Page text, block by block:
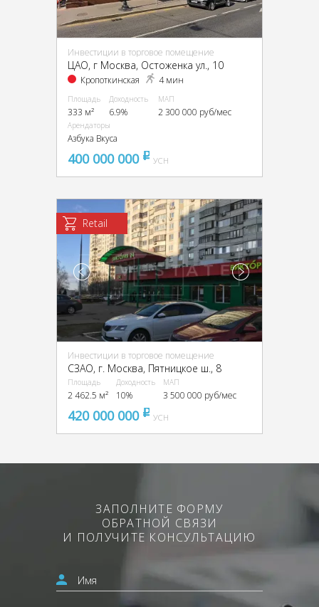
Инвестиции в торговое помещение
ЦАО, г Москва, Остоженка ул., 10
Кропоткинская 4 мин
Площадь
333 м²
Доходность
6.9%
МАП
2 300 000 руб/мес
Арендаторы
Азбука Вкуса
400 000 000 pуб
УСН
Retail
Инвестиции в торговое помещение
CЗАО, г. Москва, Пятницкое ш., 8
Площадь
2 462.5 м²
Доходность
10%
МАП
3 500 000 руб/мес
420 000 000 pуб
УСН
ЗАПОЛНИТЕ ФОРМУ
ОБРАТНОЙ СВЯЗИ
И ПОЛУЧИТЕ КОНСУЛЬТАЦИЮ